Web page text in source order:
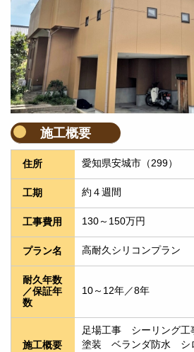
施工概要
住所 愛知県安城市（299）
工期 約４週間
工事費用 130～150万円
プラン名 高耐久シリコンプラン
耐久年数
／保証年
数
10～12年／8年
施工概要
足場工事　シーリング
塗装　ベランダ防水　